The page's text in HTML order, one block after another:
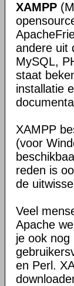
XAMPP
andere uit
MySQL,
staat
installatie
XAMPP
(voor
reden is
de
Veel
Apache
je ook
en Perl.